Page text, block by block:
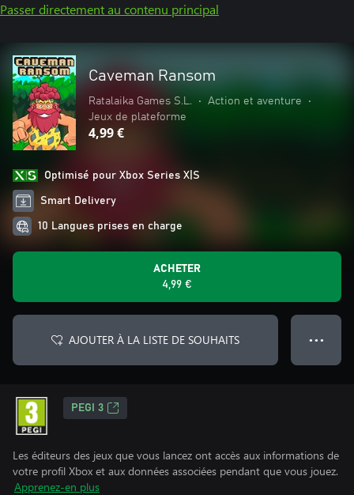
Passer directement au contenu principal
Caveman Ransom
Ratalaika Games S.L. • Action et aventure
•
Jeux de plateforme
4,99 €
Optimisé pour Xbox Series X|S
Smart Delivery
10 Langues prises en charge
ACHETER
4,99 €
AJOUTER À LA LISTE DE SOUHAITS ● ● ●
PEGI 3
Les éditeurs des jeux que vous lancez ont accès aux informations de
votre profil Xbox et aux données associées pendant que vous jouez.
Apprenez-en plus